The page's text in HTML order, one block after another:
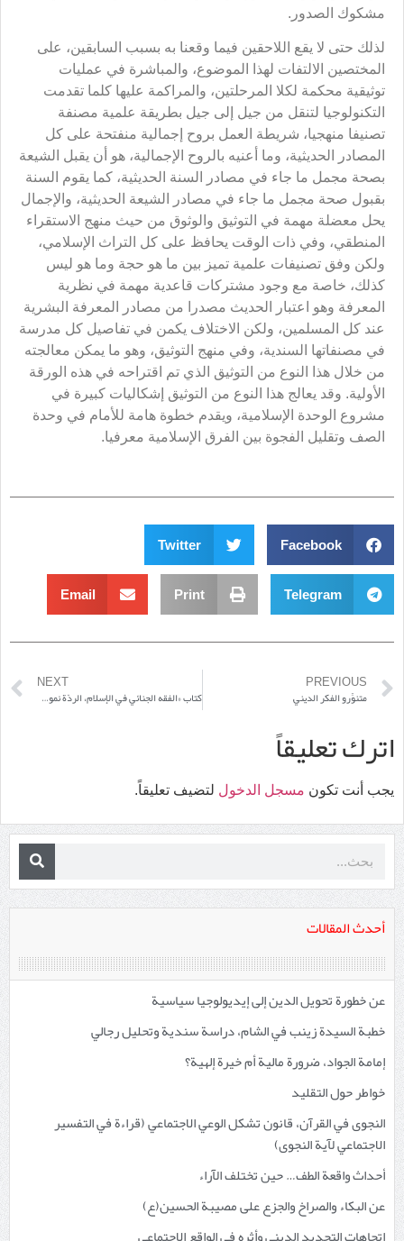
أحدث المقالات
عن خطورة تحويل الدين إلى إيديولوجيا سياسية
خطبة السيدة زينب في الشام، دراسة سندية وتحليل رجالي
إمامة الجواد، ضرورة مالية أم خيرة إلهية؟
خواطر حول التقليد
النجوى في القرآن، قانون تشكل الوعي الاجتماعي (قراءة في التفسير
الاجتماعي لآية النجوى)
أحداث واقعة الطف… حين تختلف الآراء
عن البكاء والصراخ والجزع على مصيبة الحسين(ع)
مشكوك الصدور.
لذلك حتى لا يقع اللاحقين فيما وقعنا به بسبب السابقين، على
المختصين الالتفات لهذا الموضوع، والمباشرة في عمليات
توثيقية محكمة لكلا المرحلتين، والمراكمة عليها كلما تقدمت
التكنولوجيا لتنقل من جيل إلى جيل بطريقة علمية مصنفة
تصنيفا منهجيا، شريطة العمل بروح إجمالية منفتحة على كل
المصادر الحديثية، وما أعنيه بالروح الإجمالية، هو أن يقبل الشيعة
بصحة مجمل ما جاء في مصادر السنة الحديثية، كما يقوم السنة
بقبول صحة مجمل ما جاء في مصادر الشيعة الحديثية، والإجمال
يحل معضلة مهمة في التوثيق والوثوق من حيث منهج الاستقراء
المنطقي، وفي ذات الوقت يحافظ على كل التراث الإسلامي،
ولكن وفق تصنيفات علمية تميز بين ما هو حجة وما هو ليس
كذلك، خاصة مع وجود مشتركات قاعدية مهمة في نظرية
المعرفة وهو اعتبار الحديث مصدرا من مصادر المعرفة البشرية
عند كل المسلمين، ولكن الاختلاف يكمن في تفاصيل كل مدرسة
في مصنفاتها السندية، وفي منهج التوثيق، وهو ما يمكن معالجته
من خلال هذا النوع من التوثيق الذي تم اقتراحه في هذه الورقة
الأولية. وقد يعالج هذا النوع من التوثيق إشكاليات كبيرة في
مشروع الوحدة الإسلامية، ويقدم خطوة هامة للأمام في وحدة
الصف وتقليل الفجوة بين الفرق الإسلامية معرفيا.
Facebook
Twitter
Telegram
Print
Email
PREVIOUS
متنوِّرو الفكر الدينيّ
NEXT
كتاب «الفقه الجنائي في الإسلام، الردّة نموذجاً»
اترك تعليقاً
يجب أنت تكون مسجل الدخول لتضيف تعليقاً.